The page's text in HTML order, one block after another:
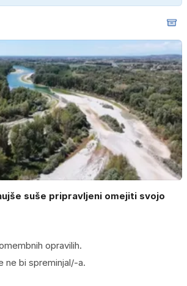
suše pripravljeni omejiti svojo
opravilih.
ne bi spreminjal/-a.